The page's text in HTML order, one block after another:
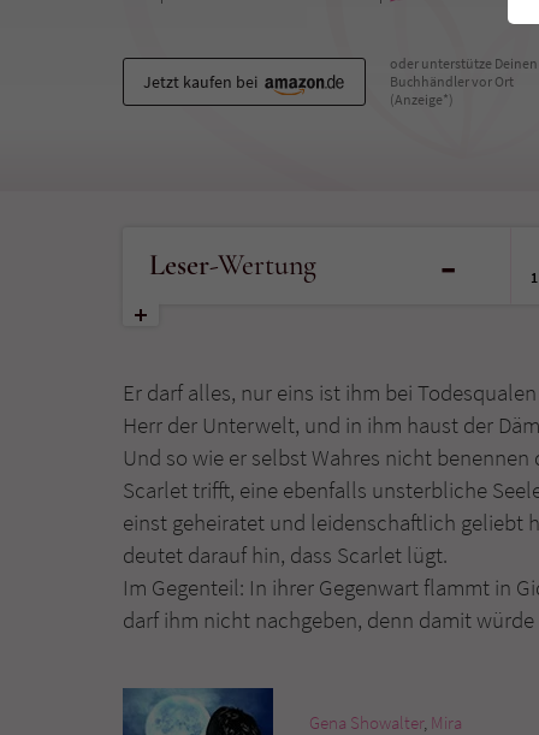
Jetzt kaufen bei
oder unterstütze Deinen
Buchhändler vor Ort
(Anzeige*)
Leser-Wertung -
1
Er darf alles, nur eins ist ihm bei
Herr der Unterwelt, und in ihm haust der
Und so wie er selbst Wahres nicht
Scarlet trifft, eine ebenfalls unsterbliche
einst geheiratet und leidenschaftlich geliebt
deutet darauf hin, dass Scarlet lügt.
Im Gegenteil: In ihrer Gegenwart flammt in
darf ihm nicht nachgeben, denn damit
Gena Showalter, Mira